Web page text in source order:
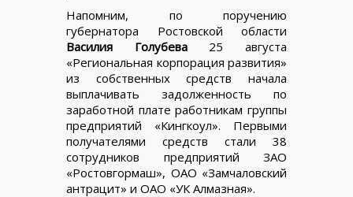
Напомним, по поручению
губернатора Ростовской области
Василия Голубева25 августа
«Региональная корпорация развития»
из собственных средств начала
выплачивать задолженность по
заработной плате работникам группы
предприятий «Кингкоул». Первыми
получателями средств стали 38
сотрудников предприятий ЗАО
«Ростовгормаш», ОАО «Замчаловский
антрацит» и ОАО «УК Алмазная».